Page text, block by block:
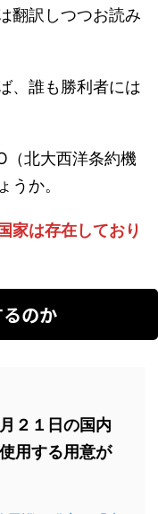
翻訳しつつお読み
、誰も勝利者には
（北大西洋条約機
うか。
家は存在しており
のか
２１日の国内
用する用意が